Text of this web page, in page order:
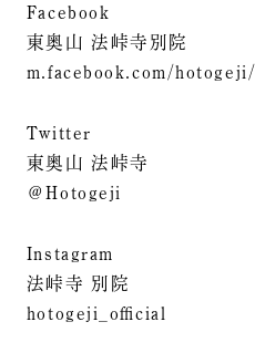
Facebook
東奥山 法峠寺別院
m.facebook.com/hotogeji/
Twitter
東奥山 法峠寺
＠Hotogeji
Instagram
法峠寺 別院
hotogeji_official